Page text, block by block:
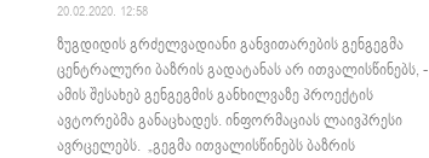
20.02.2020. 12:58
ზუგდიდის გრძელვადიანი განვითარების გენგეგმა
ცენტრალური ბაზრის გადატანას არ ითვალისწინებს, -
ამის შესახებ გენგეგმის განხილვაზე პროექტის
ავტორებმა განაცხადეს. ინფორმაციას ლაივპრესი
ავრცელებს. „გეგმა ითვალისწინებს ბაზრის